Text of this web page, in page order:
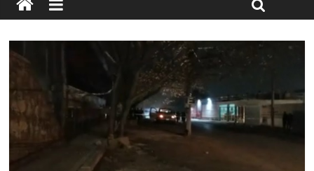
Roque; señalan vínculos con el alcalde Ángel Torres
Campeona nacional denuncia despido de entrenador y falta de
apoyo al equipo de halterofilia en el Indeporte